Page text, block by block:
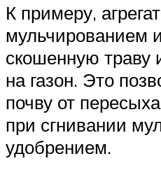
К примеру,
мульчированием
скошенную траву
на газон. Это
почву от
при сгнивании
удобрением.